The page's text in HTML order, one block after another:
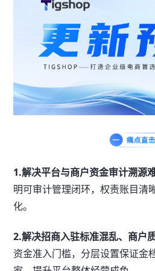
1.解决平台与商户资金审计溯源
明可审计管理闭环，权责账目清
化。
2.解决招商入驻标准混乱、商户
资金准入门槛，分层设置保证金